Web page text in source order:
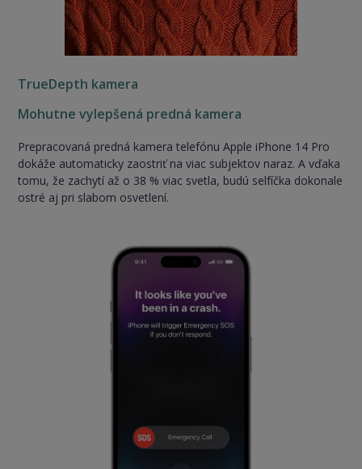
TrueDepth kamera
Mohutne vylepšená predná kamera
Prepracovaná predná kamera telefónu Apple iPhone 14 Pro
dokáže automaticky zaostriť na viac subjektov naraz. A vďaka
tomu, že zachytí až o 38 % viac svetla, budú selfíčka dokonale
ostré aj pri slabom osvetlení.